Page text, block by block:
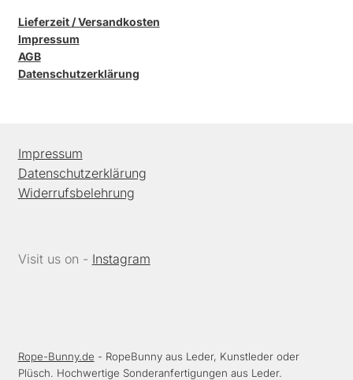
Lieferzeit / Versandkosten
Impressum
AGB
Datenschutzerklärung
Impressum
Datenschutzerklärung
Widerrufsbelehrung
Visit us on - Instagram
Rope-Bunny.de - RopeBunny aus Leder, Kunstleder oder
Plüsch. Hochwertige Sonderanfertigungen aus Leder.